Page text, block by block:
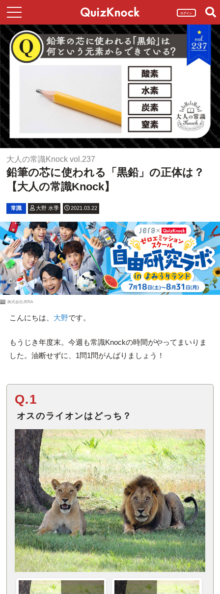
ログイン
大人の常識Knock vol.237
鉛筆の芯に使われる「黒鉛」の正体は？
【大人の常識Knock】
常識 大野 水季 2021.03.22
PR 株式会社JERA
こんにちは、 大野です。
もうじき年度末。今週も常識Knockの時間がやってまいりま
した。油断せずに、1問1問がんばりましょう！
Q.1
オスのライオンはどっち？